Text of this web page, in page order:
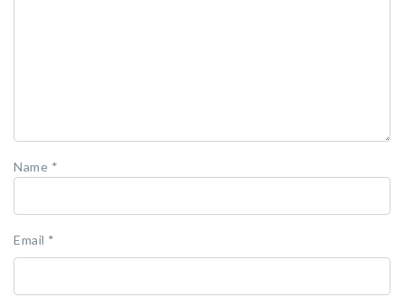
Name *
Email *